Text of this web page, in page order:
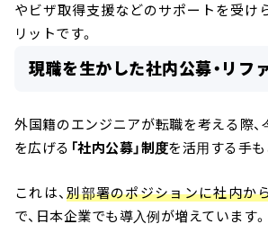
やビザ取得支援などのサポートを受け
リットです。
現職を生かした社内公募・リフ
外国籍のエンジニアが転職を考える際
を広げる 「社内公募」制度を活用する手も
これは、別部署のポジションに社内か
で、日本企業でも導入例が増えています。